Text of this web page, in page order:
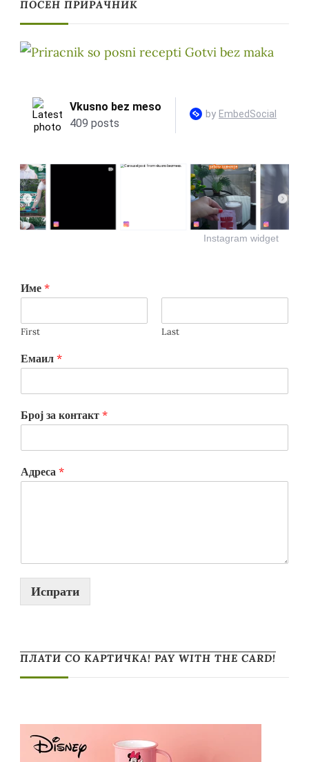
ПОСЕН ПРИРАЧНИК
Instagram widget
Име *
First Last
Емаил *
Број за контакт *
Адреса *
Испрати
ПЛАТИ СО КАРТИЧКА! PAY WITH THE CARD!